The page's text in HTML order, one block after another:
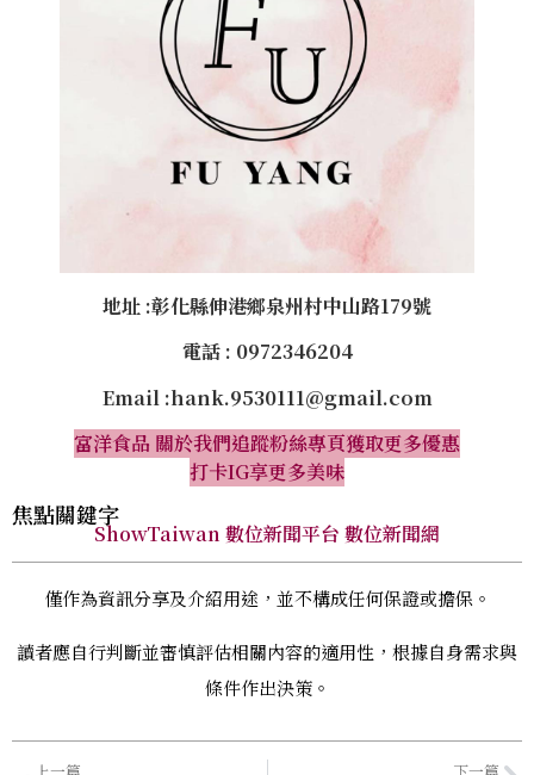
地址 :彰化縣伸港鄉泉州村中山路179號
電話 : 0972346204
Email :hank.9530111@gmail.com
富洋食品 關於我們追蹤粉絲專頁獲取更多優惠
打卡IG享更多美味
焦點關鍵字
ShowTaiwan 數位新聞平台 數位新聞網
僅作為資訊分享及介紹用途，並不構成任何保證或擔保。
讀者應自行判斷並審慎評估相關內容的適用性，根據自身需求與
條件作出決策。